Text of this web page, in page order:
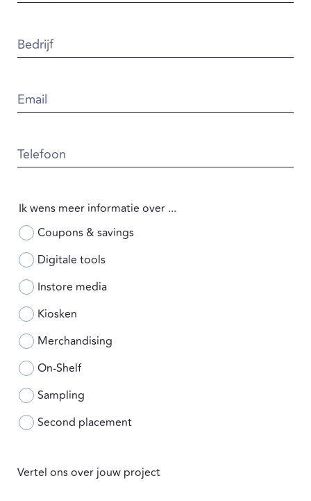
Bedrijf
Email
Telefoon
Ik wens meer informatie over ...
Coupons & savings
Digitale tools
Instore media
Kiosken
Merchandising
On-Shelf
Sampling
Second placement
Vertel ons over jouw project